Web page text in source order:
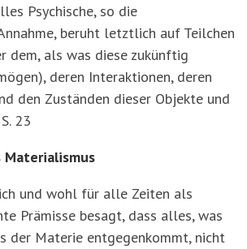
Psychische, so die
beruht letztlich auf Teilchen
dem, als was diese zukünftig
deren Interaktionen, deren
den Zuständen dieser Objekte und
23
Materialismus
und wohl für alle Zeiten als
Prämisse besagt, dass alles, was
der Materie entgegenkommt, nicht